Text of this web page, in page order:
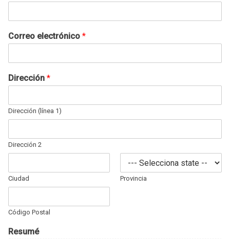
Correo electrónico *
Dirección *
Dirección (línea 1)
Dirección 2
Ciudad Provincia
Código Postal
Resumé